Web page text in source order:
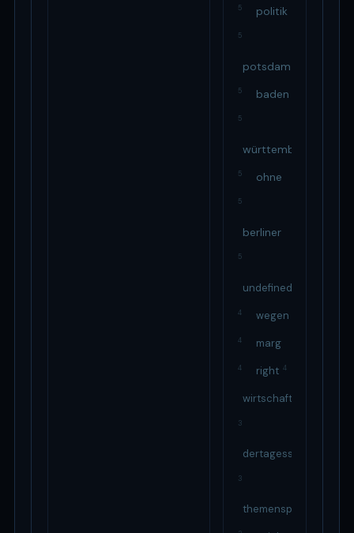
5 politik
5
potsdam
5 baden
5
württemberg
5 ohne
5
berliner
5
undefined
4 wegen
4 marg
4 right 4
wirtschaft
3
dertagesspiegel
3
themenspeziale